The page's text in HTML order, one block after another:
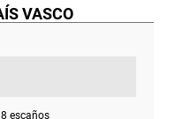
VASCO
escaños